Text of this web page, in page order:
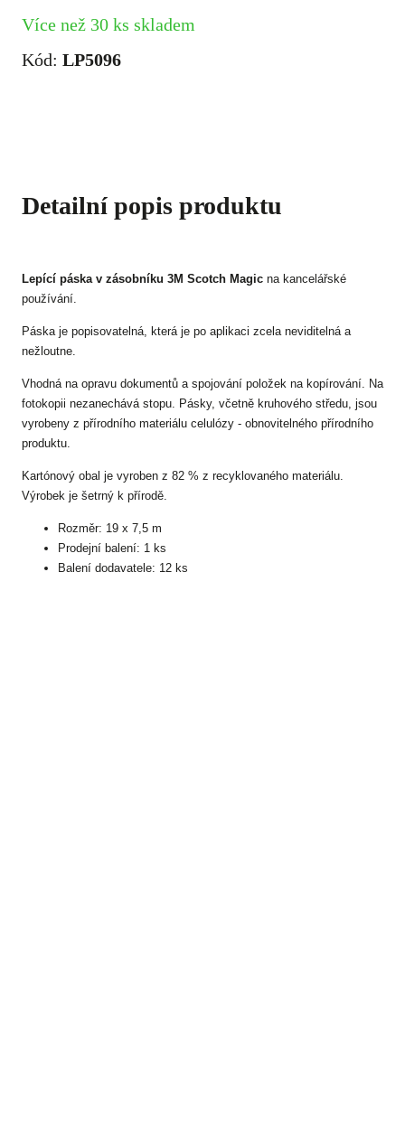
Více než 30 ks skladem
Kód: LP5096
Detailní popis produktu
Lepící páska v zásobníku 3M Scotch Magic na kancelářské
používání.
Páska je popisovatelná, která je po aplikaci zcela neviditelná a
nežloutne.
Vhodná na opravu dokumentů a spojování položek na kopírování. Na
fotokopii nezanechává stopu. Pásky, včetně kruhového středu, jsou
vyrobeny z přírodního materiálu celulózy - obnovitelného přírodního
produktu.
Kartónový obal je vyroben z 82 % z recyklovaného materiálu.
Výrobek je šetrný k přírodě.
Rozměr: 19 x 7,5 m
Prodejní balení: 1 ks
Balení dodavatele: 12 ks